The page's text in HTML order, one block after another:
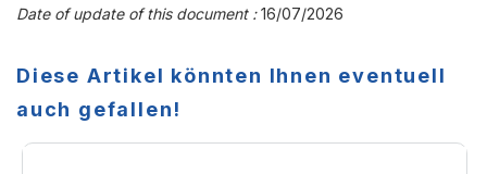
Date of update of this document :16/07/2026
Diese Artikel könnten Ihnen eventuell
auch gefallen!